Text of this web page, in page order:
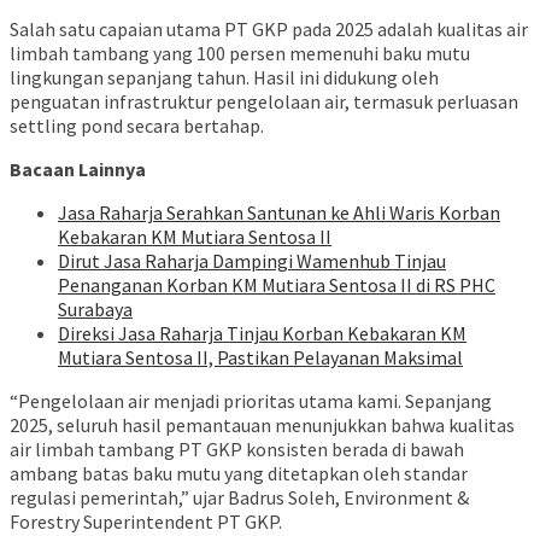
Salah satu capaian utama PT GKP pada 2025 adalah kualitas air
limbah tambang yang 100 persen memenuhi baku mutu
lingkungan sepanjang tahun. Hasil ini didukung oleh
penguatan infrastruktur pengelolaan air, termasuk perluasan
settling pond secara bertahap.
Bacaan Lainnya
Jasa Raharja Serahkan Santunan ke Ahli Waris Korban
Kebakaran KM Mutiara Sentosa II
Dirut Jasa Raharja Dampingi Wamenhub Tinjau
Penanganan Korban KM Mutiara Sentosa II di RS PHC
Surabaya
Direksi Jasa Raharja Tinjau Korban Kebakaran KM
Mutiara Sentosa II, Pastikan Pelayanan Maksimal
“Pengelolaan air menjadi prioritas utama kami. Sepanjang
2025, seluruh hasil pemantauan menunjukkan bahwa kualitas
air limbah tambang PT GKP konsisten berada di bawah
ambang batas baku mutu yang ditetapkan oleh standar
regulasi pemerintah,” ujar Badrus Soleh, Environment &
Forestry Superintendent PT GKP.